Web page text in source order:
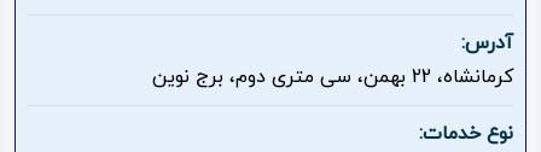
روستاهای
هدف
اقامتگاه
آدرس:
کرمانشاه، 22 بهمن، سی متری دوم، برج نوین
نوع خدمات: